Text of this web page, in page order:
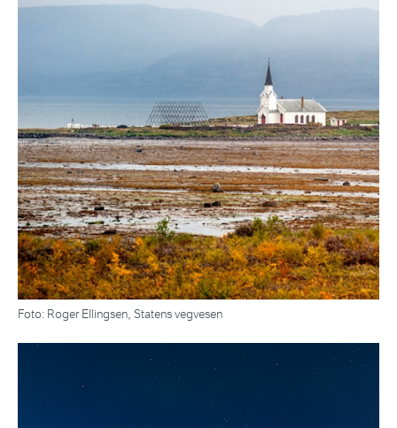
Foto: Roger Ellingsen, Statens vegvesen